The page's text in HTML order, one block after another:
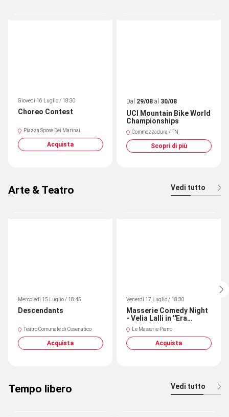
Giovedì 16 Luglio / 18:30
Choreo Contest
Piazza Spose Dei Marinai
Acquista
Dal 29/08al 30/08
UCI Mountain Bike World
Championships
Commezzadura / TN
Scopri di più
Arte & Teatro Vedi tutto
Mercoledì 15 Luglio / 18:45
Descendants
Teatro Comunale di Cesenatico
Acquista
Venerdì 17 Luglio / 18:30
Masserie Comedy Night
- Velia Lalli in ''Era
meglio morire da
piccoli''
Le Masserie Piano
Acquista
Tempo libero Vedi tutto